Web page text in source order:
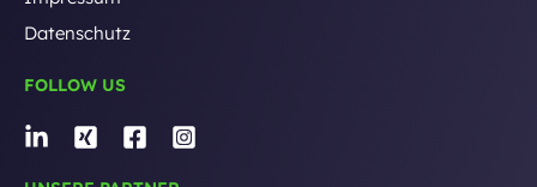
Datenschutz
FOLLOW US